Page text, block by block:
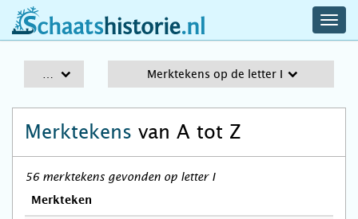
schaatshistorie.nl
Merktekens op de letter I
Merktekens van A tot Z
56 merktekens gevonden op letter I
Merkteken